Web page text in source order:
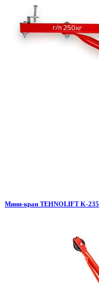
Мини-кран TEHNOLIFT K-235